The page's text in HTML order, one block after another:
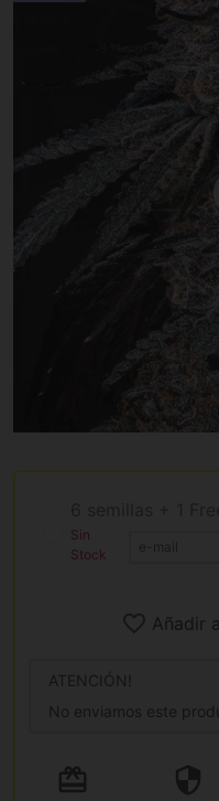
Sin
Stock
Añadir
ATENCIÓN!
No enviamos este